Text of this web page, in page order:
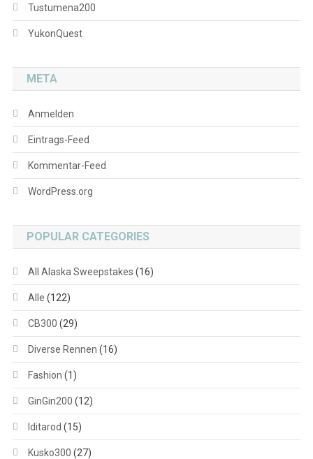
Tustumena200
YukonQuest
META
Anmelden
Eintrags-Feed
Kommentar-Feed
WordPress.org
POPULAR CATEGORIES
All Alaska Sweepstakes (16)
Alle (122)
CB300 (29)
Diverse Rennen (16)
Fashion (1)
GinGin200 (12)
Iditarod (15)
Kusko300 (27)